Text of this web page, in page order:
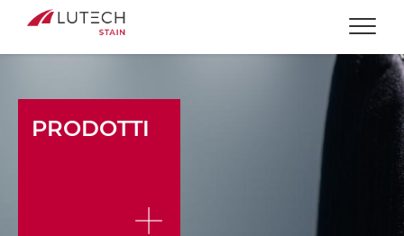
PRODOTTI